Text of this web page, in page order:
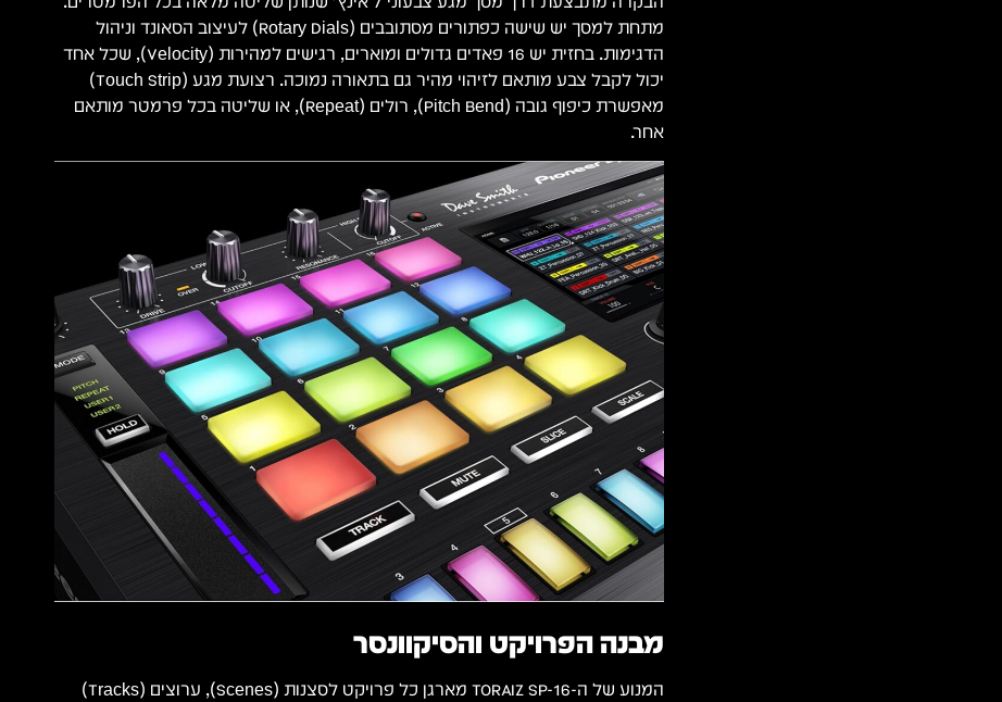
מתחת למסך יש שישה כפתורים מסתובבים (Rotary Dials) לעיצוב הסאונד וניהול
הדגימות. בחזית יש 16 פאדים גדולים ומוארים, רגישים למהירות (Velocity), שכל אחד
יכול לקבל צבע מותאם לזיהוי מהיר גם בתאורה נמוכה. רצועת מגע (Touch Strip)
מאפשרת כיפוף גובה (Pitch Bend), רולים (Repeat), או שליטה בכל פרמטר מותאם
אחר.
מבנה הפרויקט והסיקוונסר
המנוע של ה-TORAIZ SP-16 מארגן כל פרויקט לסצנות (Scenes), ערוצים (Tracks)